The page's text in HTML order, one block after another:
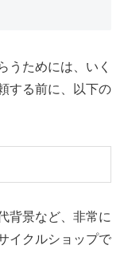
うためには、いく
する前に、以下の
背景など、非常に
イクルショップで